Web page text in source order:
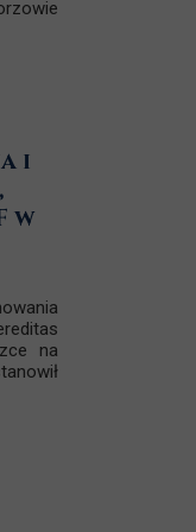
i
w
na